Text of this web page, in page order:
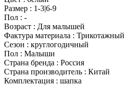
Размер : 1-3|6-9
Пол : -
Возраст : Для малышей
Фактура материала : Трикотажный
Сезон : круглогодичный
Пол : Малыши
Страна бренда : Россия
Страна производитель : Китай
Комплектация : шапка